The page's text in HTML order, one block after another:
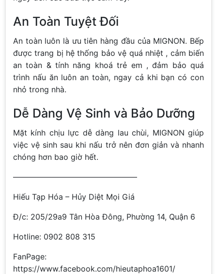
An Toàn Tuyệt Đối
An toàn luôn là ưu tiên hàng đầu của MIGNON. Bếp
được trang bị hệ thống bảo vệ quá nhiệt , cảm biến
an toàn & tính năng khoá trẻ em , đảm bảo quá
trình nấu ăn luôn an toàn, ngay cả khi bạn có con
nhỏ trong nhà.
Dễ Dàng Vệ Sinh và Bảo Dưỡng
Mặt kính chịu lực dễ dàng lau chùi, MIGNON giúp
việc vệ sinh sau khi nấu trở nên đơn giản và nhanh
chóng hơn bao giờ hết.
————————————————
Hiếu Tạp Hóa – Hủy Diệt Mọi Giá
Đ/c: 205/29a9 Tân Hòa Đông, Phường 14, Quận 6
Hotline: 0902 808 315
FanPage:
https://www.facebook.com/hieutaphoa1601/